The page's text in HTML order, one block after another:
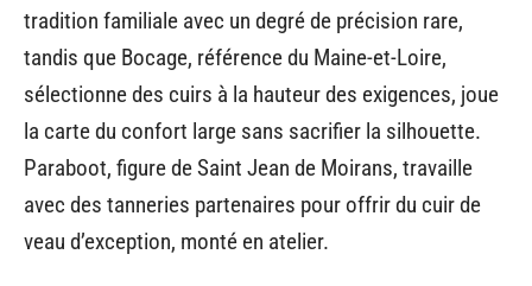
tradition familiale avec un degré de précision rare,
tandis que Bocage, référence du Maine-et-Loire,
sélectionne des cuirs à la hauteur des exigences, joue
la carte du confort large sans sacrifier la silhouette.
Paraboot, figure de Saint Jean de Moirans, travaille
avec des tanneries partenaires pour offrir du cuir de
veau d’exception, monté en atelier.